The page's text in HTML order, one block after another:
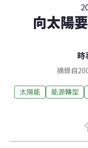
向太陽
時
摘錄自
太陽能 能源轉型